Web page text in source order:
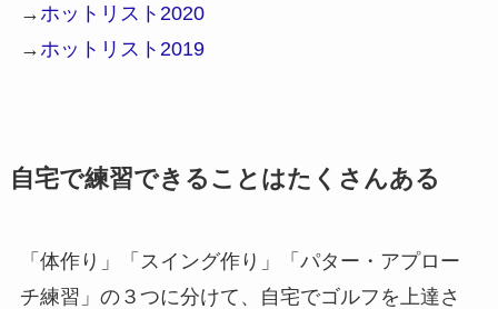
→ ホットリスト2020
→ ホットリスト2019
自宅で練習できることはたくさんある
「体作り」「スイング作り」「パター・アプロー
チ練習」の３つに分けて、自宅でゴルフを上達さ